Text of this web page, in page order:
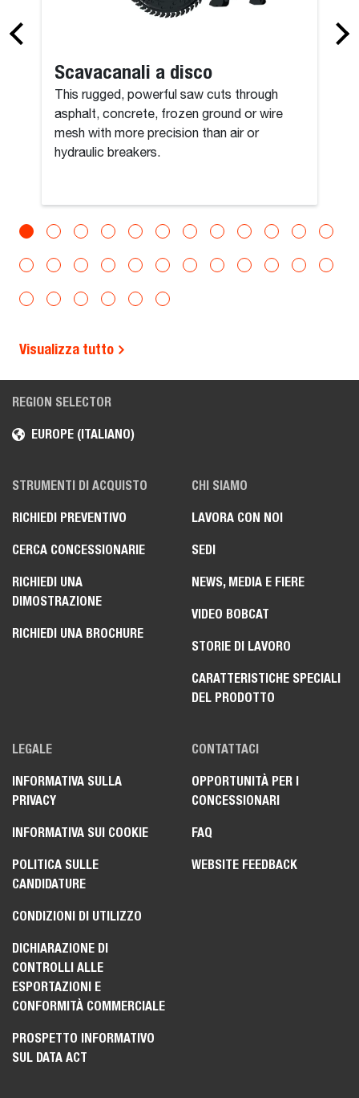
Scavacanali a disco
This rugged, powerful saw cuts through
asphalt, concrete, frozen ground or wire
mesh with more precision than air or
hydraulic breakers.
Visualizza tutto
REGION SELECTOR
EUROPE (ITALIANO)
STRUMENTI DI ACQUISTO
RICHIEDI PREVENTIVO
CERCA CONCESSIONARIE
RICHIEDI UNA
DIMOSTRAZIONE
RICHIEDI UNA BROCHURE
CHI SIAMO
LAVORA CON NOI
SEDI
NEWS, MEDIA E FIERE
VIDEO BOBCAT
STORIE DI LAVORO
CARATTERISTICHE SPECIALI
DEL PRODOTTO
LEGALE
INFORMATIVA SULLA
PRIVACY
INFORMATIVA SUI COOKIE
POLITICA SULLE
CANDIDATURE
CONDIZIONI DI UTILIZZO
DICHIARAZIONE DI
CONTROLLI ALLE
ESPORTAZIONI E
CONFORMITÀ COMMERCIALE
PROSPETTO INFORMATIVO
SUL DATA ACT
CONTATTACI
OPPORTUNITÀ PER I
CONCESSIONARI
FAQ
WEBSITE FEEDBACK